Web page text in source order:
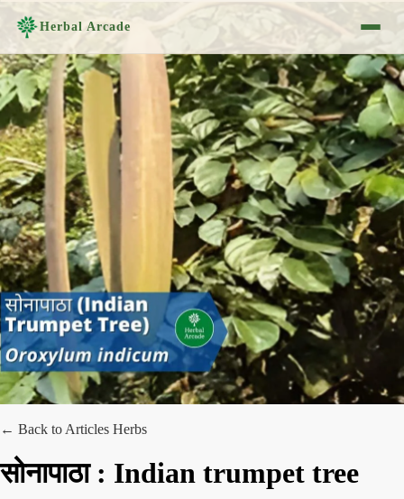
Herbal Arcade
← Back to Articles Herbs
सोनापाठा : Indian trumpet tree